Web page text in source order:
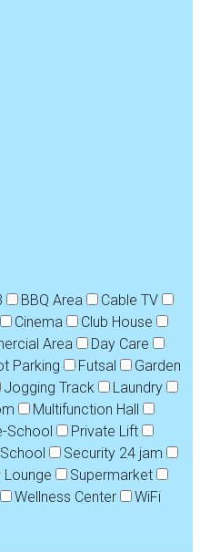
BBQ Area
Cable TV
Cinema
Club House
Area
Day Care
Parking Futsal
Garden
Jogging Track
Laundry
Multifunction Hall
School
Private Lift
School
Security 24 jam
Lounge
Supermarket
Wellness Center
WiFi